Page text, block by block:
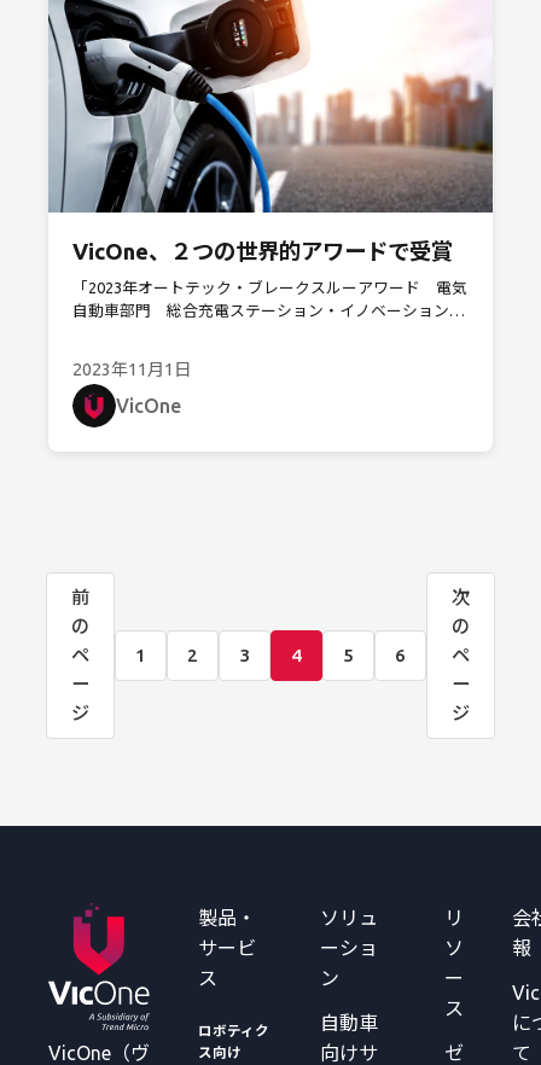
VicOne、２つの世界的アワードで受賞
「2023年オートテック・ブレークスルーアワード 電気
自動車部門 総合充電ステーション・イノベーション年
ーション（IDS）の年間最優秀賞」
2023年11月1日
VicOne
前
の
ペ
ー
ジ
1 2 3 4 5 6
次
の
ペ
ー
ジ
VicOne（ヴ
製品・
サービ
ス
ロボティク
ス向け
ソリュ
ーショ
ン
自動車
向けサ
リ
ソ
ー
ス
ゼ
会
報
に
て